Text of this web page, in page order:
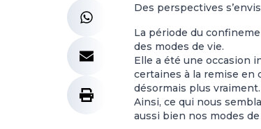
Des perspectives
La période du
des modes de vie.
Elle a été une occasion
certaines à la remise en
désormais plus vraiment.
Ainsi, ce qui nous
aussi bien nos modes